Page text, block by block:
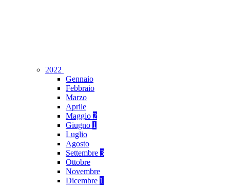
2022
Gennaio
Febbraio
Marzo
Aprile
Maggio 2
Giugno 1
Luglio
Agosto
Settembre 3
Ottobre
Novembre
Dicembre 1